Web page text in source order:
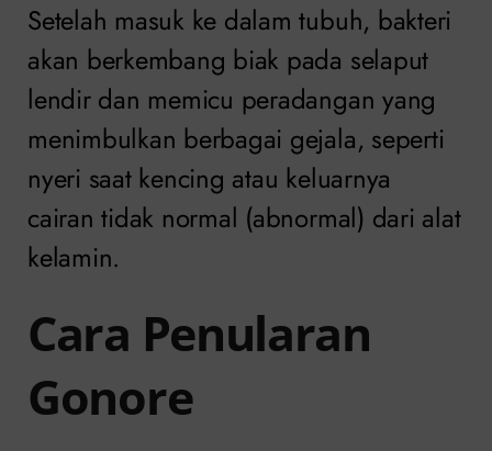
Setelah masuk ke dalam tubuh, bakteri
akan berkembang biak pada selaput
lendir dan memicu peradangan yang
menimbulkan berbagai gejala, seperti
nyeri saat kencing atau keluarnya
cairan tidak normal (abnormal) dari alat
kelamin.
Cara Penularan
Gonore